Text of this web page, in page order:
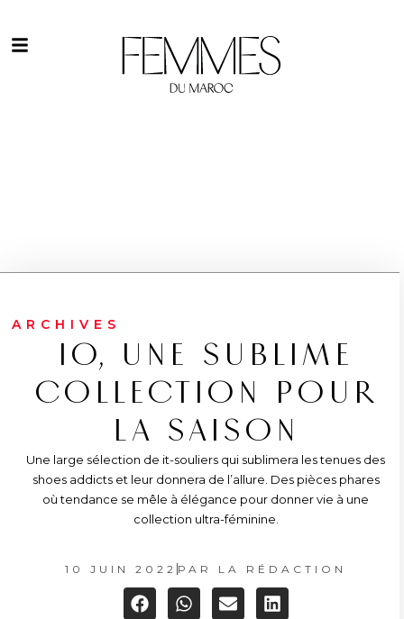
ARCHIVES
IO, UNE SUBLIME
COLLECTION POUR
LA SAISON
Une large sélection de it-souliers qui sublimera les tenues des
shoes addicts et leur donnera de l’allure. Des pièces phares
où tendance se mêle à élégance pour donner vie à une
collection ultra-féminine.
10 JUIN 2022 PAR LA RÉDACTION